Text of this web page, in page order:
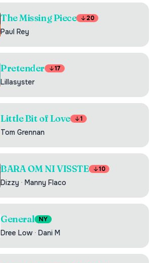
The Missing Piece 20
Paul Rey
Pretender 17
Lillasyster
Little Bit of Love 1
Tom Grennan
BARA OM NI VISSTE 10
Dizzy · Manny Flaco
General NY
Dree Low · Dani M